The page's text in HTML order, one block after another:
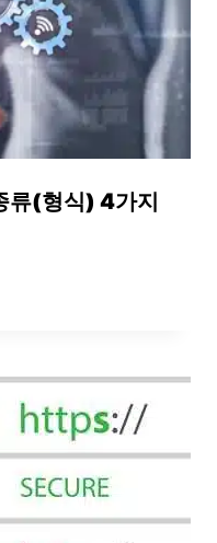
류(형식) 4가지